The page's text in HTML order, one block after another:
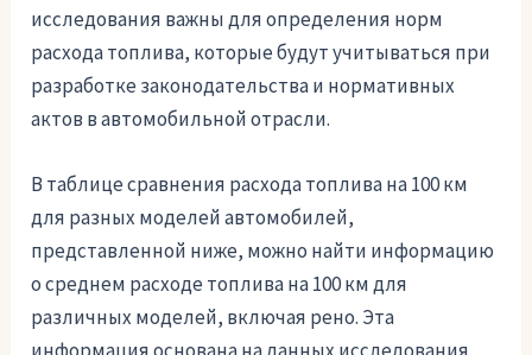
исследования важны для определения норм
расхода топлива, которые будут учитываться при
разработке законодательства и нормативных
актов в автомобильной отрасли.
В таблице сравнения расхода топлива на 100 км
для разных моделей автомобилей,
представленной ниже, можно найти информацию
о среднем расходе топлива на 100 км для
различных моделей, включая рено. Эта